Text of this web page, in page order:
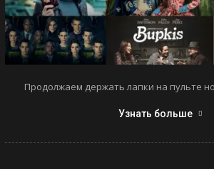
Продолжаем держать лапки на пульте
Узнать больше